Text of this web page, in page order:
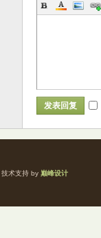
发表回复
. 技术支持 by 巅峰设计